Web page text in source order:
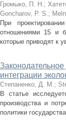
Громыко, П. Н.;
Goncharov, P. S.;
При
отношениями 15 и
которые приводят к
интеграции
Степаненко, Д. М.;
В статье
производства и
политики